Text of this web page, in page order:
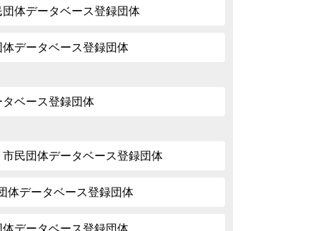
体データベース登録団体
データベース登録団体
ベース登録団体
民団体データベース登録団体
体データベース登録団体
データベース登録団体